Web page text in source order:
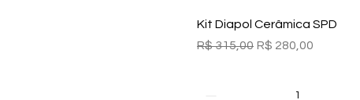
Visualização rápida
Kit Diapol Cerâmica SPD
Preço normal
R$ 315,00 Preço promocional
R$ 280,00